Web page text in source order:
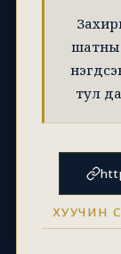
шатны
тул
ХУУЧИН